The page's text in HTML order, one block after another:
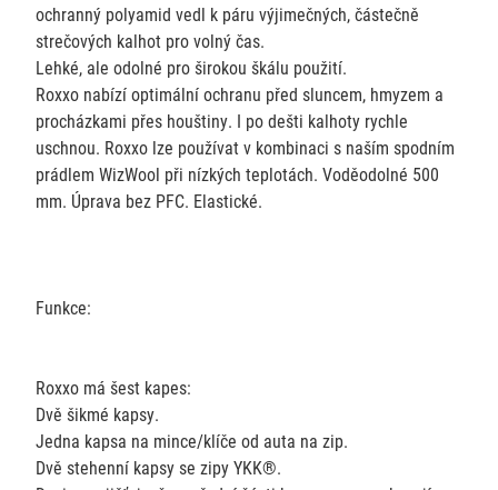
ochranný polyamid vedl k páru výjimečných, částečně
strečových kalhot pro volný čas.
Lehké, ale odolné pro širokou škálu použití.
Roxxo nabízí optimální ochranu před sluncem, hmyzem a
procházkami přes houštiny. I po dešti kalhoty rychle
uschnou. Roxxo lze používat v kombinaci s naším spodním
prádlem WizWool při nízkých teplotách. Voděodolné 500
mm. Úprava bez PFC. Elastické.
Funkce:
Roxxo má šest kapes:
Dvě šikmé kapsy.
Jedna kapsa na mince/klíče od auta na zip.
Dvě stehenní kapsy se zipy YKK®.